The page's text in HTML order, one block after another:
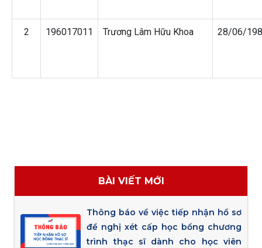
2 196017011 Trương Lâm Hữu Khoa 28/06/
BÀI VIẾT MỚI
Thông báo về việc tiếp nhận hồ sơ
đề nghị xét cấp học bổng chương
trình thạc sĩ dành cho học viên